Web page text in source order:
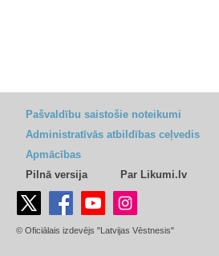
Pašvaldību saistošie noteikumi
Administratīvās atbildības ceļvedis
Apmācības
Pilnā versija
Par Likumi.lv
© Oficiālais izdevējs "Latvijas Vēstnesis"